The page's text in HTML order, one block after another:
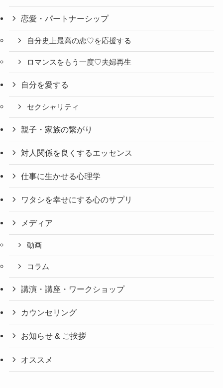
恋愛・パートナーシップ
自分史上最高の恋♡を応援する
ロマンスをもう一度♡夫婦再生
自分を愛する
セクシャリティ
親子・家族の繋がり
対人関係を良くするエッセンス
仕事に生かせる心理学
ワタシを幸せにする心のサプリ
メディア
動画
コラム
講演・講座・ワークショップ
カウンセリング
お知らせ & ご挨拶
オススメ